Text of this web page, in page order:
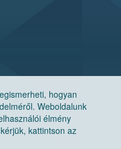
hogyan
Weboldalunk
élmény
kattintson az